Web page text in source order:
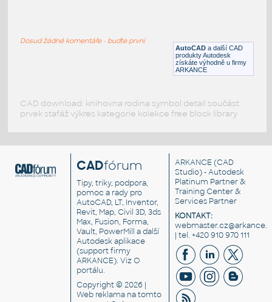
Spádový klín EPS 150S (3°) - EPS 100 -
EPDM Rollgum Stick 1.14 mm, celoplošně
lepená - Parapetní oplech / krytina napojení
- Spoje: Rollgum SA 008 Max + Bond 007
Gumová Střecha s.r.o. |
www.gumovastrecha.cz |
info@gumovastrecha.cz
AutoCAD a další CAD
produkty Autodesk
získáte výhodně u firmy
ARKANCE
Dosud žádné komentáře - buďte první
CAD download: knihovna rodina symbol detail součást
prvek stafáž výkres kategorie kolekce free block library
CADfórum
Tipy, triky, podpora,
pomoc a rady pro
AutoCAD, LT, Inventor,
Revit, Map, Civil 3D, 3ds
Max, Fusion, Forma,
Vault, PowerMill a další
Autodesk aplikace
(support firmy
ARKANCE). VizO
portálu.
Copyright © 2026 |
Web reklama na tomto
ARKANCE (CAD
Studio) - Autodesk
Platinum Partner &
Training Center &
Services Partner
KONTAKT:
| tel. +420 910 970 111